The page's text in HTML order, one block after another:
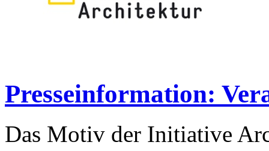
Presseinformation:
Das Motiv der Initiative